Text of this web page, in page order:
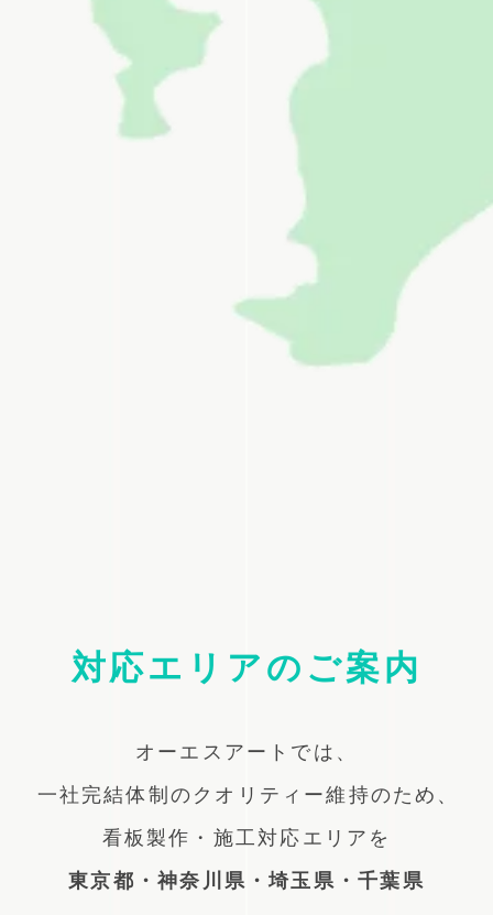
対応エリアのご案内
オーエスアートでは、
一社完結体制のクオリティー維持のため、
看板製作・施工対応エリアを
東京都・神奈川県・埼玉県・千葉県